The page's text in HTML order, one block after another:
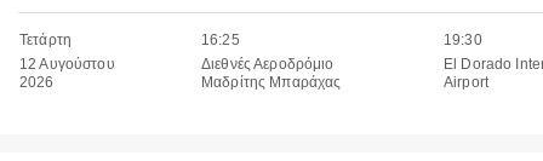
Τετάρτη
12 Αυγούστου
2026
16:25
Διεθνές Αεροδρόμιο
Μαδρίτης Μπαράχας
19:30
El Dorado
Airport